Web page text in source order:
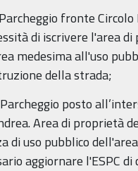
fronte
di iscrivere l'area
medesima all'uso
della strada;
posto
Area di proprietà
di uso pubblico
aggiornare l'ESPC di